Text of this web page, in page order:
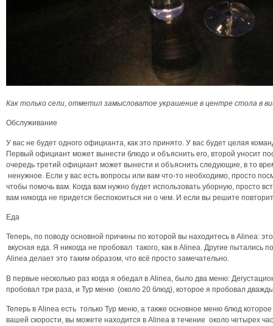
Как только сели, отметил замысловатое украшение в центре стола в
Обслуживание
У вас не будет одного официанта, как это принято. У вас будет целая
Первый официант может вынести блюдо и объяснить его, второй уносит
очередь третий официант может вынести и объяснить следующие, в то
ненужное. Если у вас есть вопросы или вам что-то необходимо, просто
чтобы помочь вам. Когда вам нужно будет использовать уборную, просто
вам никогда не придется беспокоиться ни о чем. И если вы решите
Еда
Теперь, по поводу основной причины по которой вы находитесь в Alinea:
вкусная еда. Я никогда не пробовал такого, как в Alinea. Другие пытались
Alinea делает это таким образом, что всё просто замечательно.
В первые несколько раз когда я обедал в Alinea, было два меню:
пробовал три раза, и Тур меню (около 20 блюд), которое я пробовал
Теперь в Alinea есть только Тур меню, а также основное меню блюд
вашей скорости, вы можете находится в Alinea в течение около четырех